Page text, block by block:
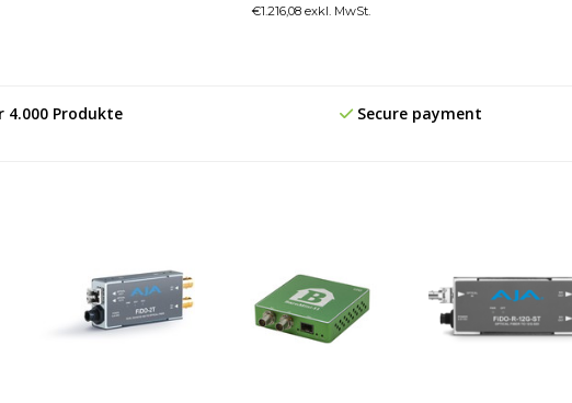
€1.216,08 exkl. MwSt.
4.000 Produkte Secure payment